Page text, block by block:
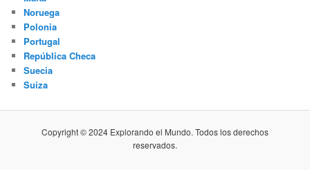
Noruega
Polonia
Portugal
República Checa
Suecia
Suiza
Copyright © 2024 Explorando el Mundo. Todos los derechos
reservados.